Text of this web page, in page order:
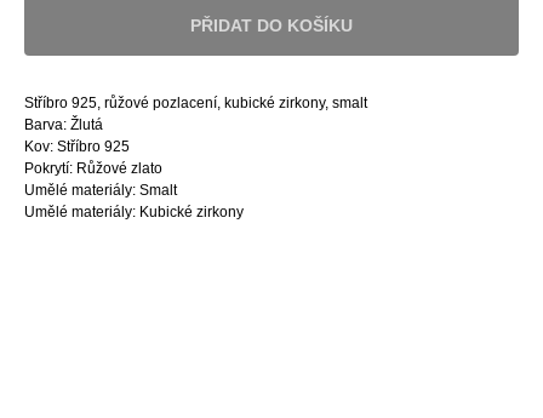
PŘIDAT DO KOŠÍKU
Stříbro 925, růžové pozlacení, kubické zirkony, smalt
Barva: Žlutá
Kov: Stříbro 925
Pokrytí: Růžové zlato
Umělé materiály: Smalt
Umělé materiály: Kubické zirkony